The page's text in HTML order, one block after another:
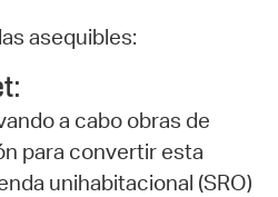
asequibles:
a cabo obras de
para convertir esta
unihabitacional (SRO)